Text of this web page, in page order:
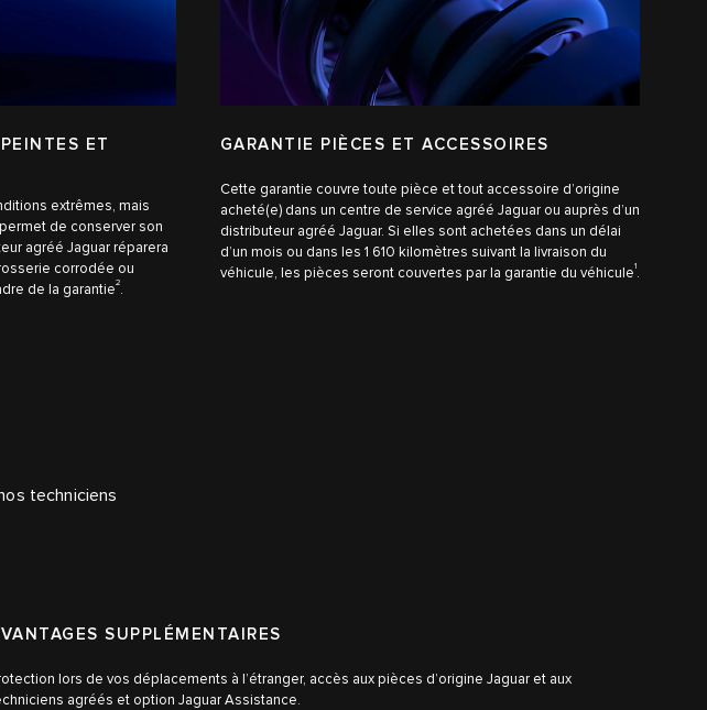
ET
extrêmes, mais
de conserver son
agréé Jaguar réparera
corrodée ou
de la garantie2.
GARANTIE PIÈCES ET ACCESSOIRES
Cette garantie couvre toute pièce et tout accessoire d’origine
acheté(e) dans un centre de service agréé Jaguar ou auprès d’un
distributeur agréé Jaguar. Si elles sont achetées dans un délai
d’un mois ou dans les 1 610 kilomètres suivant la livraison du
véhicule, les pièces seront couvertes par la garantie du véhicule1.
techniciens
SUPPLÉMENTAIRES
lors de vos déplacements à l’étranger, accès aux pièces d’origine Jaguar et aux
agréés et option Jaguar Assistance.